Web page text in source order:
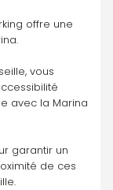
offre une
vous
avec la Marina
garantir un
de ces